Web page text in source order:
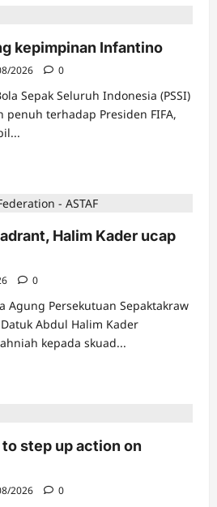
kepimpinan Infantino
2026 0
Sepak Seluruh Indonesia (PSSI)
penuh terhadap Presiden FIFA,
Halim Kader ucap
0
Agung Persekutuan Sepaktakraw
Abdul Halim Kader
kepada skuad...
step up action on
2026 0